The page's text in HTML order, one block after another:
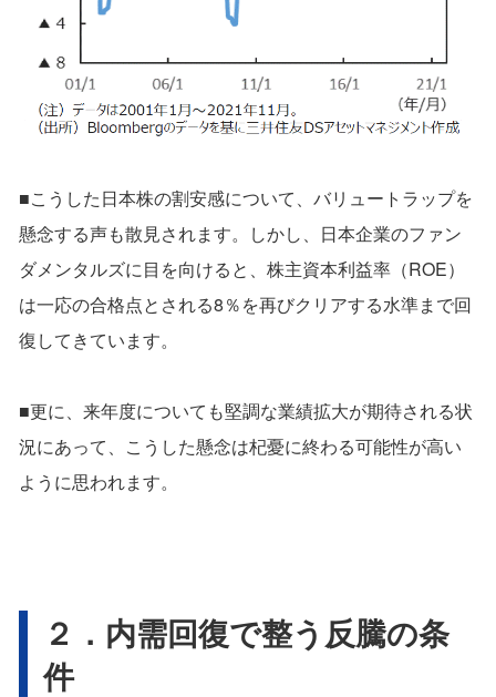
■こうした日本株の割安感について、バリュートラップを
懸念する声も散見されます。しかし、日本企業のファン
ダメンタルズに目を向けると、株主資本利益率（ROE）
は一応の合格点とされる8％を再びクリアする水準まで回
復してきています。
■更に、来年度についても堅調な業績拡大が期待される状
況にあって、こうした懸念は杞憂に終わる可能性が高い
ように思われます。
２．内需回復で整う反騰の条
件